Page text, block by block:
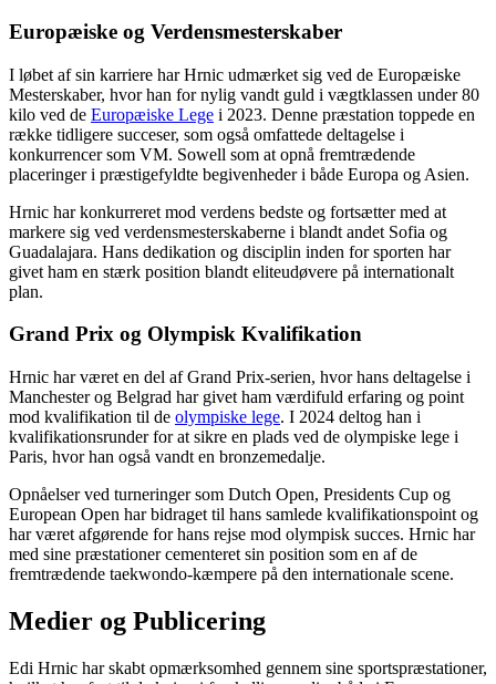
Europæiske og Verdensmesterskaber
I løbet af sin karriere har Hrnic udmærket sig ved de Europæiske
Mesterskaber, hvor han for nylig vandt guld i vægtklassen under 80
kilo ved de Europæiske Lege i 2023. Denne præstation toppede en
række tidligere succeser, som også omfattede deltagelse i
konkurrencer som VM. Sowell som at opnå fremtrædende
placeringer i præstigefyldte begivenheder i både Europa og Asien.
Hrnic har konkurreret mod verdens bedste og fortsætter med at
markere sig ved verdensmesterskaberne i blandt andet Sofia og
Guadalajara. Hans dedikation og disciplin inden for sporten har
givet ham en stærk position blandt eliteudøvere på internationalt
plan.
Grand Prix og Olympisk Kvalifikation
Hrnic har været en del af Grand Prix-serien, hvor hans deltagelse i
Manchester og Belgrad har givet ham værdifuld erfaring og point
mod kvalifikation til de olympiske lege. I 2024 deltog han i
kvalifikationsrunder for at sikre en plads ved de olympiske lege i
Paris, hvor han også vandt en bronzemedalje.
Opnåelser ved turneringer som Dutch Open, Presidents Cup og
European Open har bidraget til hans samlede kvalifikationspoint og
har været afgørende for hans rejse mod olympisk succes. Hrnic har
med sine præstationer cementeret sin position som en af de
fremtrædende taekwondo-kæmpere på den internationale scene.
Medier og Publicering
Edi Hrnic har skabt opmærksomhed gennem sine sportspræstationer,